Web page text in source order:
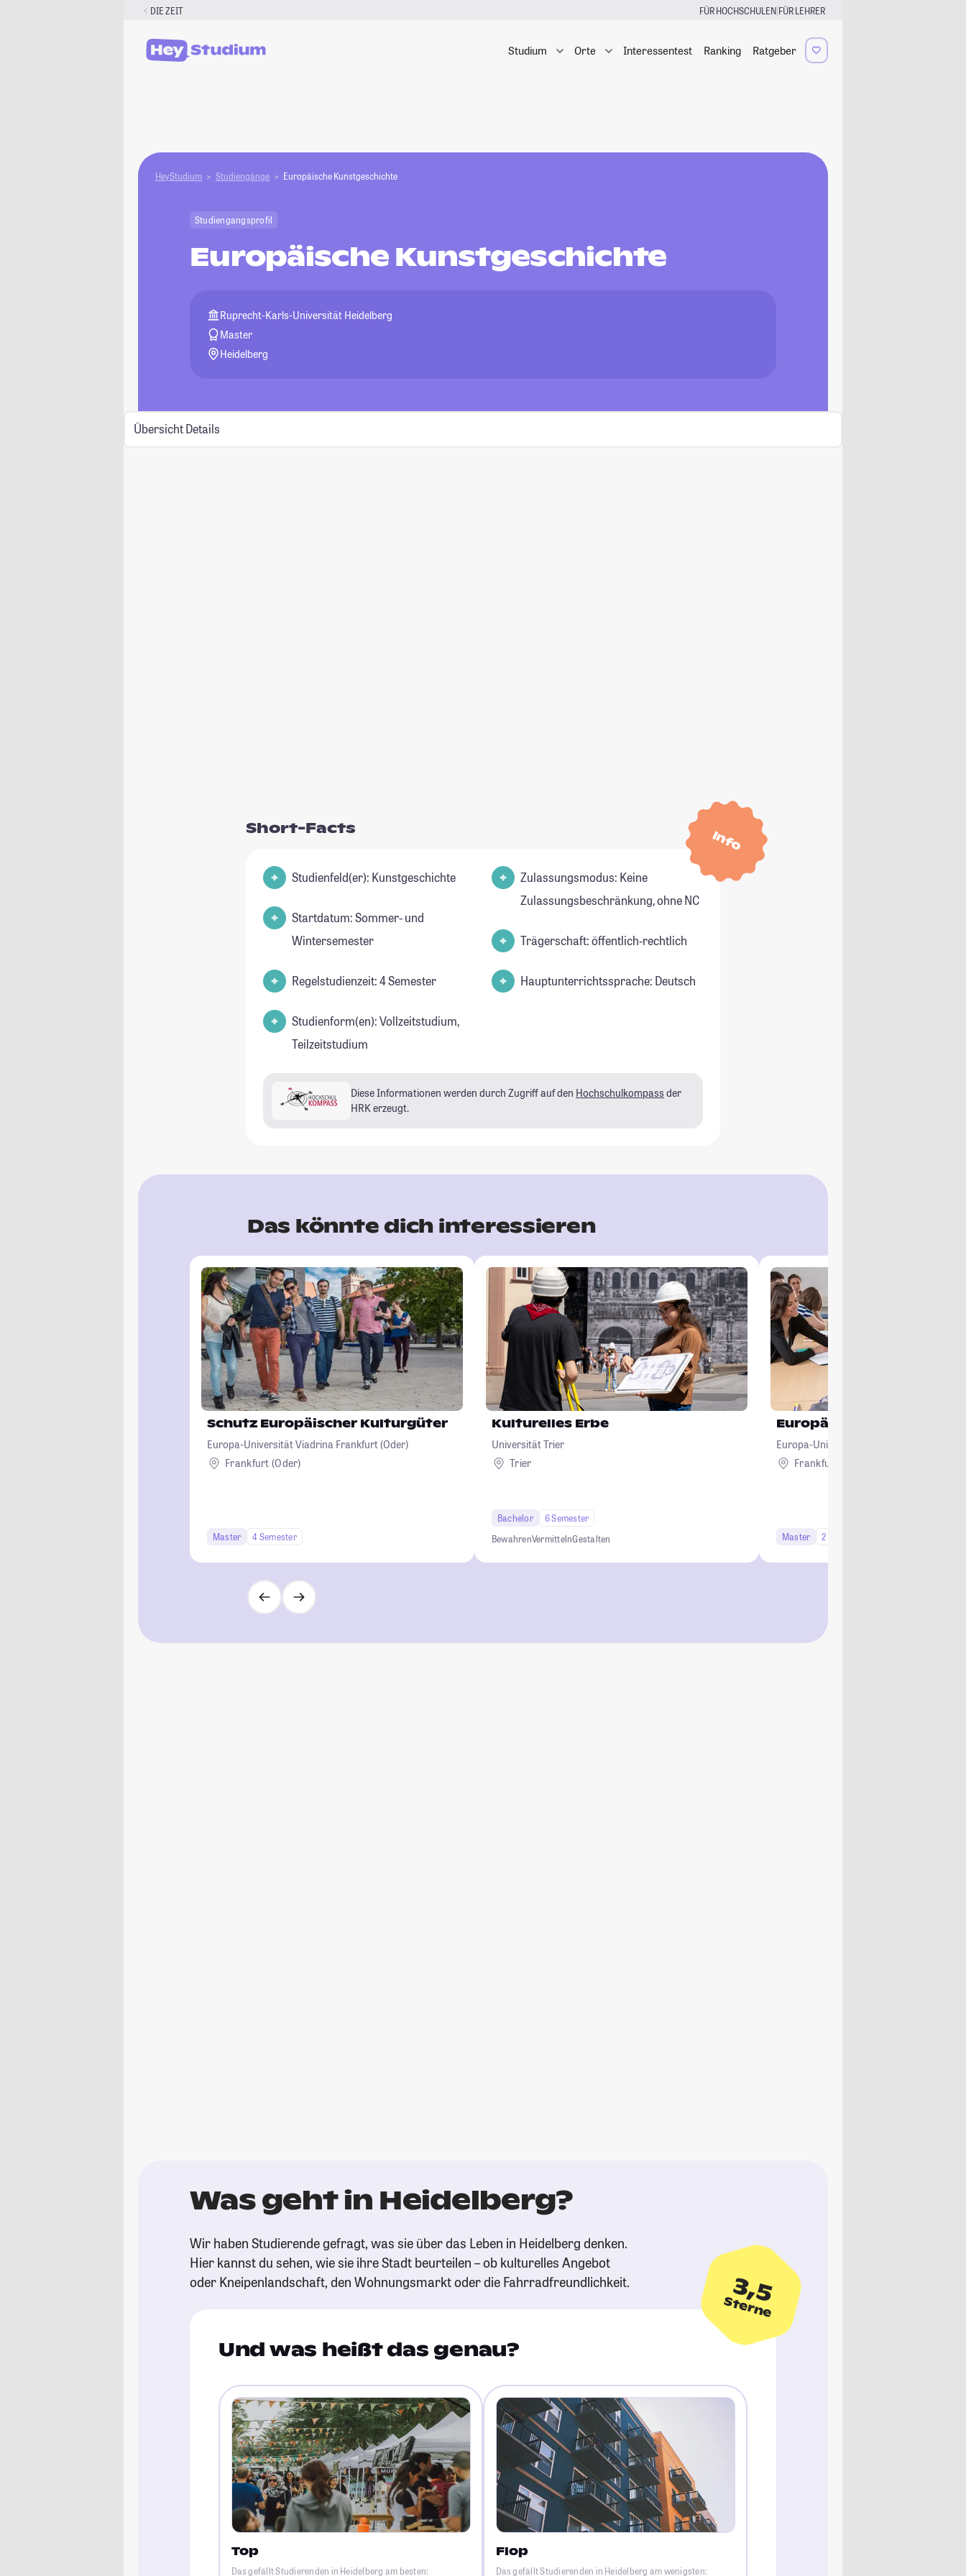
DIE ZEIT FÜR HOCHSCHULEN|FÜR LEHRER
Studium Orte Interessentest Ranking Ratgeber
HeyStudium Studiengänge Europäische Kunstgeschichte
Studiengangsprofil
Europäische Kunstgeschichte
Ruprecht-Karls-Universität Heidelberg
Master
Heidelberg
Übersicht Details
Info
Short-Facts
Studienfeld(er): Kunstgeschichte
Startdatum: Sommer- und
Wintersemester
Regelstudienzeit: 4 Semester
Studienform(en): Vollzeitstudium,
Teilzeitstudium
Zulassungsmodus: Keine
Zulassungsbeschränkung, ohne NC
Trägerschaft: öffentlich-rechtlich
Hauptunterrichtssprache: Deutsch
Diese Informationen werden durch Zugriff auf den Hochschulkompass der
HRK erzeugt.
Das könnte dich interessieren
Schutz Europäischer Kulturgüter
Europa-Universität Viadrina Frankfurt (Oder)
Frankfurt (Oder)
Master 4 Semester
Kulturelles Erbe
Universität Trier
Trier
Bachelor
6 Semester
BewahrenVermittelnGestalten
Europäisches
Europa-Universität Viadrina Frankfurt
Frankfurt (Oder)
Master 2 Semester
Was geht in Heidelberg?
Wir haben Studierende gefragt, was sie über das Leben in Heidelberg denken.
Hier kannst du sehen, wie sie ihre Stadt beurteilen – ob kulturelles Angebot
oder Kneipenlandschaft, den Wohnungsmarkt oder die Fahrradfreundlichkeit.
3,5
Sterne
Und was heißt das genau?
Top
Das gefällt Studierenden in Heidelberg am besten:
Flop
Das gefällt Studierenden in Heidelberg am wenigsten: